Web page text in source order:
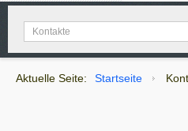
Aktuelle Seite: Startseite